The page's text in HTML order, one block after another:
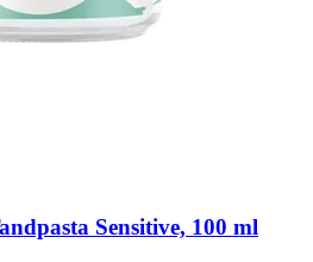
Sensitive, 100 ml